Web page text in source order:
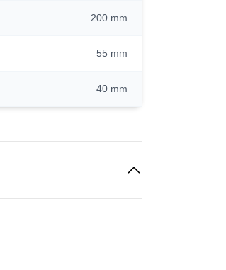
200 mm
55 mm
40 mm